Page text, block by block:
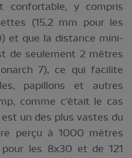
confortable, y compris
(15,2 mm pour les
et que la distance mini­
de seulement 2 mètres
7), ce qui facilite
papillons et autres
comme c'était le cas
un des plus vastes du
perçu à 1000 mètres
les 8x30 et de 121